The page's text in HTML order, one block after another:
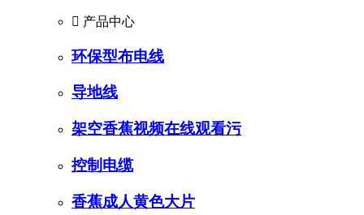
 产品中心
环保型布电线
导地线
架空香蕉视频在线观看污
控制电缆
香蕉成人黄色大片